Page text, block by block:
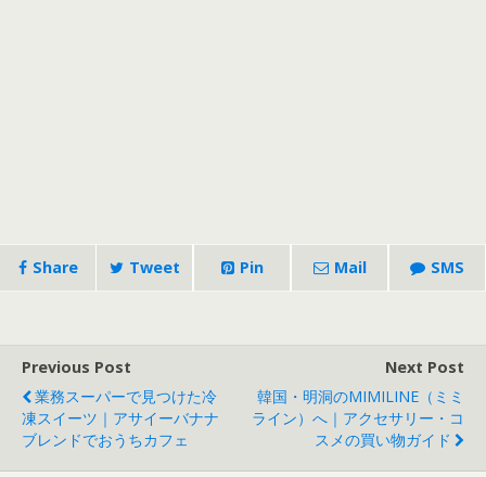
Share Tweet Pin Mail SMS
Previous Post
業務スーパーで見つけた冷
凍スイーツ｜アサイーバナナ
ブレンドでおうちカフェ
Next Post
韓国・明洞のMIMILINE（ミミ
ライン）へ｜アクセサリー・コ
スメの買い物ガイド